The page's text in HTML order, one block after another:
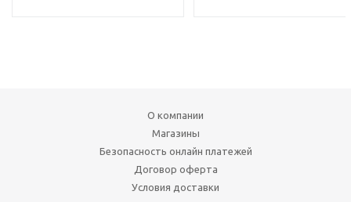
О компании
Магазины
Безопасность онлайн платежей
Договор оферта
Условия доставки